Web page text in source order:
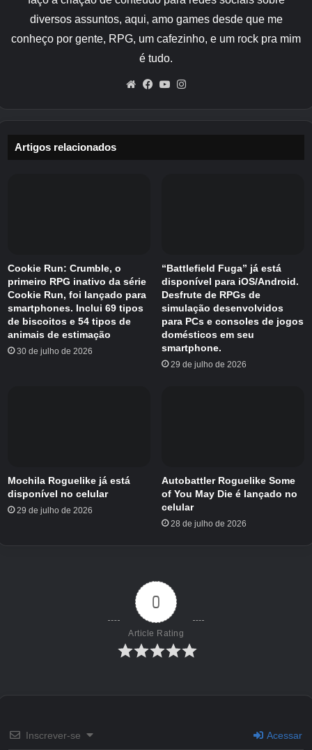
A “Batalha de Dingjunshan” foi uma batalha na
qual Shu e Wei se enfrentaram no ponto
estratégico de Hanzhong. O novo cenário
apresenta efeitos de terreno tridimensionais,
de formação de bandeira”
comemorar a abertura da “Batalha da
Montanha Dinggun”.campanhaestá sendo
realizado na conta oficial X. Para obter mais
informações, consulte o site oficial ou o anúncio
do fabricante.
diversos assuntos, aqui, amo games desde que me
conheço por gente, RPG, um cafezinho, e um rock pra mim
é tudo.
WebsiteFacebook
YouTube
Artigos relacionados
Cookie Run: Crumble, o
primeiro RPG inativo da série
Cookie Run, foi lançado para
smartphones. Inclui 69 tipos
de biscoitos e 54 tipos de
animais de estimação
30 de julho de 2026
“Battlefield Fuga” já está
disponível para iOS/Android.
Desfrute de RPGs de
simulação desenvolvidos
para PCs e consoles de jogos
domésticos em seu
smartphone.
29 de julho de 2026
Mochila Roguelike já está
disponível no celular
29 de julho de 2026
Autobattler Roguelike Some
of You May Die é lançado no
celular
28 de julho de 2026
0
Article Rating
Inscrever-se Acessar